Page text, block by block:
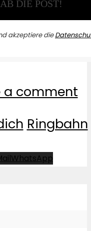
akzeptiere die
a comment
Ringbahn
WhatsApp